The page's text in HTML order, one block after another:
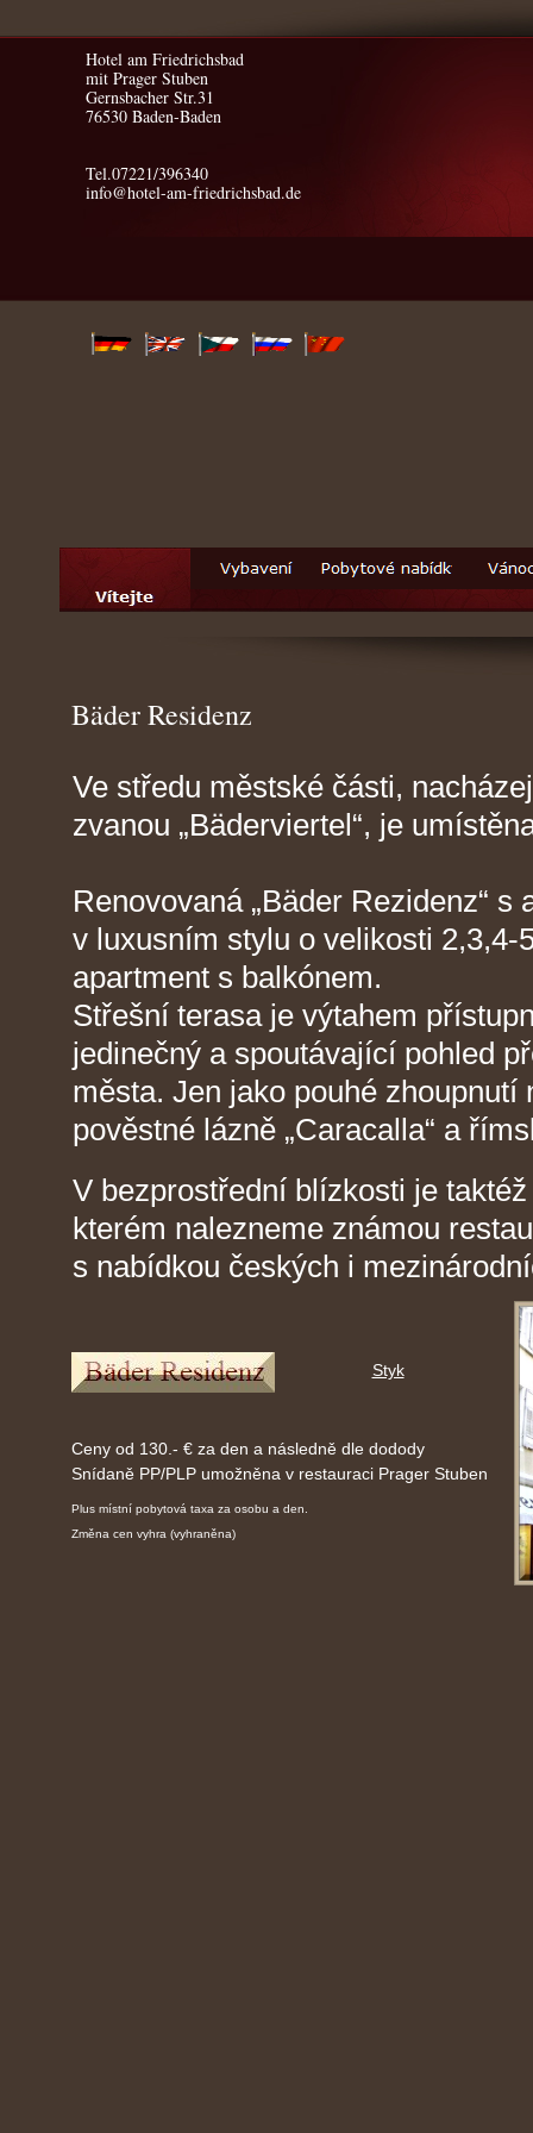
Hotel am Friedrichsbad
mit Prager Stuben
Gernsbacher Str.31
76530 Baden-Baden
Tel.07221/396340
info@hotel-am-friedrichsbad.de
Bäder Residenz
Ve středu městské části,
zvanou „Bäderviertel“, je
Renovovaná „Bäder Rezidenz“
v luxusním stylu o velikosti
apartment s balkónem.
Střešní terasa je výtahem
jedinečný a spoutávající pohled
města. Jen jako pouhé
pověstné lázně „Caracalla“ a
V bezprostřední blízkosti je
kterém nalezneme známou
s nabídkou českých i
Styk
Ceny od 130.- € za den a následně dle dodody
Snídaně PP/PLP umožněna v restauraci Prager Stuben
Plus místní pobytová taxa za osobu a den.
Změna cen vyhra (vyhraněna)